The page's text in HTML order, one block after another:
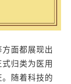
面都展现出
归类为医用
随着科技的